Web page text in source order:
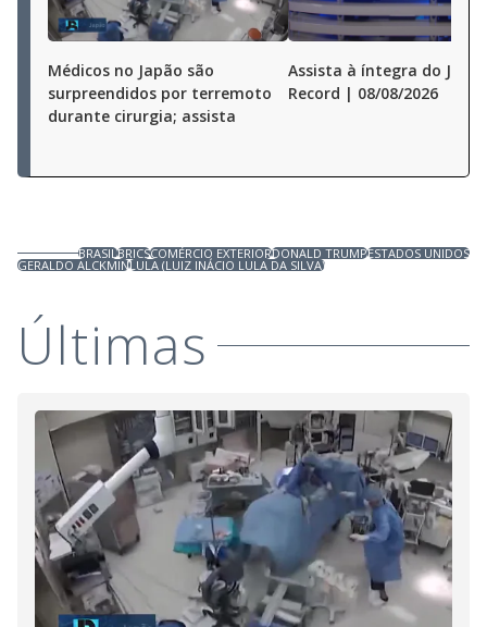
Médicos no Japão são
surpreendidos por terremoto
durante cirurgia; assista
Assista à íntegra do
Record | 08/08/2026
BRASILBRICSCOMÉRCIO EXTERIORDONALD TRUMPESTADOS UNIDOS
GERALDO ALCKMINLULA (LUIZ INÁCIO LULA DA SILVA)
Últimas